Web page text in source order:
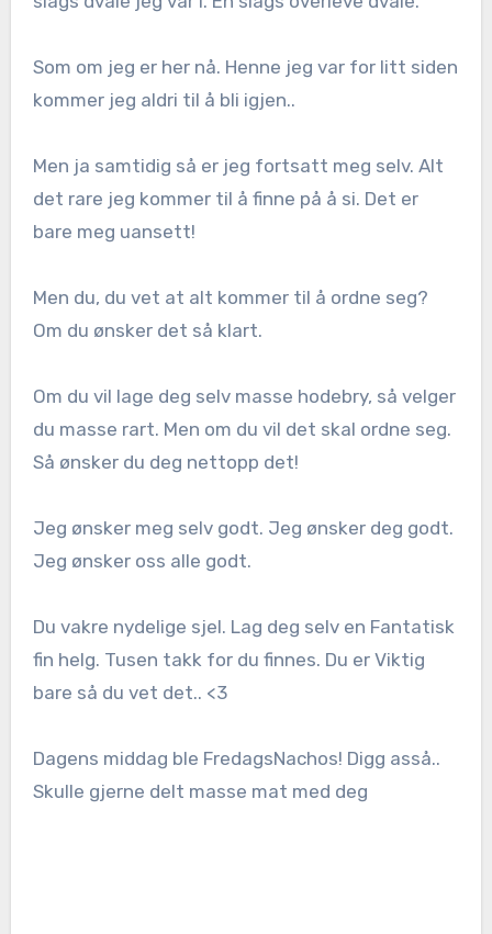
Som om jeg er her nå. Henne jeg var for litt siden
kommer jeg aldri til å bli igjen..
Men ja samtidig så er jeg fortsatt meg selv. Alt
det rare jeg kommer til å finne på å si. Det er
bare meg uansett!
Men du, du vet at alt kommer til å ordne seg?
Om du ønsker det så klart.
Om du vil lage deg selv masse hodebry, så velger
du masse rart. Men om du vil det skal ordne seg.
Så ønsker du deg nettopp det!
Jeg ønsker meg selv godt. Jeg ønsker deg godt.
Jeg ønsker oss alle godt.
Du vakre nydelige sjel. Lag deg selv en Fantatisk
fin helg. Tusen takk for du finnes. Du er Viktig
bare så du vet det.. <3
Dagens middag ble FredagsNachos! Digg asså..
Skulle gjerne delt masse mat med deg